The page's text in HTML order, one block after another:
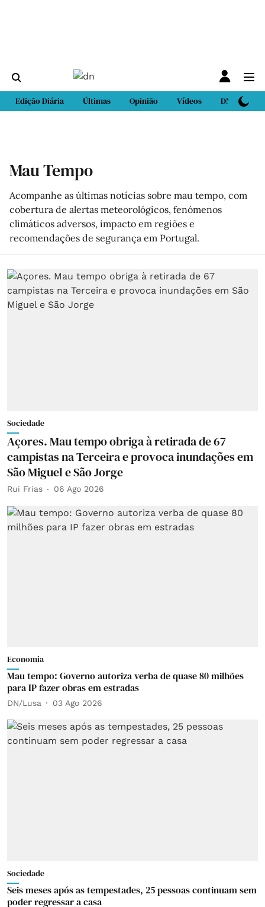
Edição Diária Últimas Opinião Vídeos DN Sport
Mau Tempo
Acompanhe as últimas notícias sobre mau tempo, com
cobertura de alertas meteorológicos, fenómenos
climáticos adversos, impacto em regiões e
recomendações de segurança em Portugal.
Sociedade
Açores. Mau tempo obriga à retirada de 67
campistas na Terceira e provoca inundações em
São Miguel e São Jorge
Rui Frias 06 Ago 2026
Economia
Mau tempo: Governo autoriza verba de quase 80 milhões
para IP fazer obras em estradas
DN/Lusa 03 Ago 2026
Sociedade
Seis meses após as tempestades, 25 pessoas continuam sem
poder regressar a casa